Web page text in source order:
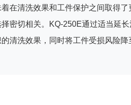
在清洗效果和工件保护之间取得
密切相关。KQ-250E通过适当延
清洗效果，同时将工件受损风险